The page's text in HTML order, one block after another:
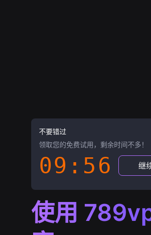
不要错过
领取您的免费试用，剩余时间不多！
09:55 继
使用